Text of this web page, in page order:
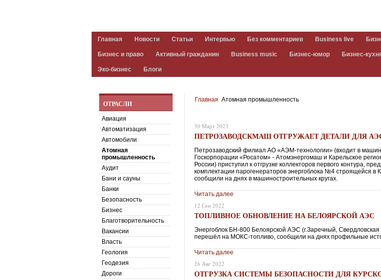
Главная Новости Статьи Интервью Без комментариев Business live
Бизнес и право Активный гражданин Business music Бизнес-юмор Бизнес-
Эко-бизнес Блоги
Главная Атомная промышленность
30 Март 2023
ПЕТРОЗАВОДСКМАШ ОТГРУЖАЕТ ДЕТАЛИ ДЛЯ
Петрозаводский филиал АО «АЭМ-технологии» (входит в
Госкорпорации «Росатом» - Атомэнергомаш и Карельское
России) приступил к отгрузке коллекторов первого контура,
комплектации парогенераторов энергоблока №4 строящейся
cообщили на днях в машиностроительных кругах.
Читать далее
12 Сен 2022
ТОПЛИВНОЕ ОБНОВЛЕНИЕ НА БЕЛОЯРСКОЙ АЭС
Энергоблок БН-800 Белоярской АЭС (г.Заречный,
перешёл на МОКС-топливо, сообщили на днях профильные
Читать далее
26 Авг 2022
ОТГРУЗКА СИСТЕМЫ БЕЗОПАСНОСТИ ДЛЯ
ОТРАСЛИ
Авиация
Автоматизация
Автомобили
Атомная
промышленность
Аудит
Бани и сауны
Банки
Безопасность
Бизнес
Благотворительность
Вакансии
Власть
Геология
Геодезия
Дороги